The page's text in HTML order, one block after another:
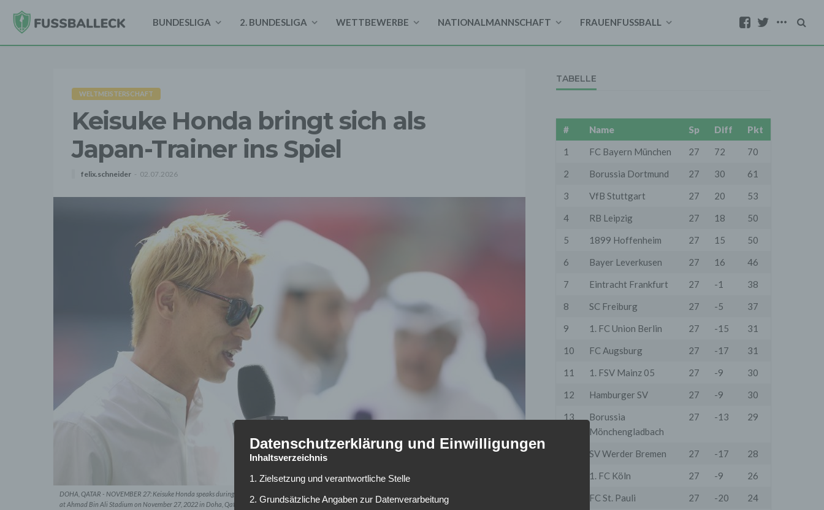
BUNDESLIGA 2. BUNDESLIGA WETTBEWERBE NATIONALMANNSCHAFT FRAUENFUSSBALL
WELTMEISTERSCHAFT
Keisuke Honda bringt sich als
Japan-Trainer ins Spiel
felix.schneider 02.07.2026
DOHA, QATAR - NOVEMBER 27: Keisuke Honda speaks during an interview prior to the FIFA World Cup Qatar 2022 Group E match between Japan and Costa Rica
at Ahmad Bin Ali Stadium on November 27, 2022 in Doha, Qatar. (Photo by Robert Cianflone/Getty Images)
TABELLE
# Name Sp Diff
Pkt
1
FC Bayern München 27 72
70
2
Borussia Dortmund 27 30
61
3
VfB Stuttgart 27 20
53
4
RB Leipzig 27 18
50
5
1899 Hoffenheim 27 15
50
6
Bayer Leverkusen 27 16
46
7
Eintracht Frankfurt 27 -1
38
8
SC Freiburg 27 -5
37
9
1. FC Union Berlin 27 -15
31
10
FC Augsburg 27 -17
31
11
1. FSV Mainz 05 27 -9
30
12
Hamburger SV 27 -9
30
13
Borussia
Mönchengladbach
27 -13 29
SV Werder Bremen 27 -17
28
1. FC Köln 27 -9
26
FC St. Pauli 27 -20
24
Datenschutzerklärung und Einwilligungen
Inhaltsverzeichnis
1. Zielsetzung und verantwortliche Stelle
2. Grundsätzliche Angaben zur Datenverarbeitung